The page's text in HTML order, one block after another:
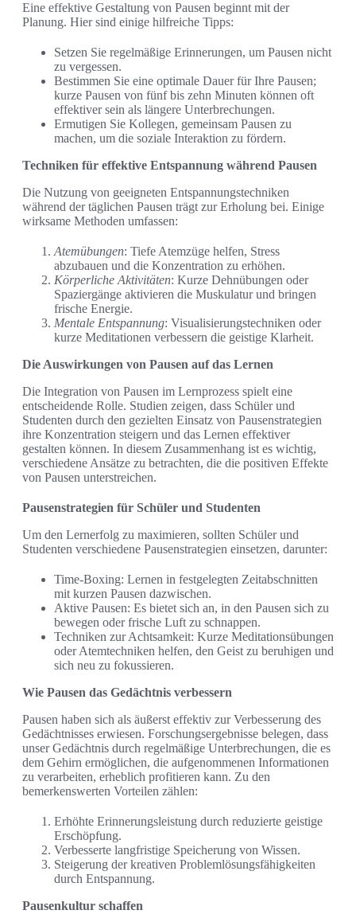
Eine effektive Gestaltung von Pausen beginnt mit der
Planung. Hier sind einige hilfreiche Tipps:
Setzen Sie regelmäßige Erinnerungen, um Pausen nicht
zu vergessen.
Bestimmen Sie eine optimale Dauer für Ihre Pausen;
kurze Pausen von fünf bis zehn Minuten können oft
effektiver sein als längere Unterbrechungen.
Ermutigen Sie Kollegen, gemeinsam Pausen zu
machen, um die soziale Interaktion zu fördern.
Techniken für effektive Entspannung während Pausen
Die Nutzung von geeigneten Entspannungstechniken
während der täglichen Pausen trägt zur Erholung bei. Einige
wirksame Methoden umfassen:
Atemübungen: Tiefe Atemzüge helfen, Stress
abzubauen und die Konzentration zu erhöhen.
Körperliche Aktivitäten: Kurze Dehnübungen oder
Spaziergänge aktivieren die Muskulatur und bringen
frische Energie.
Mentale Entspannung: Visualisierungstechniken oder
kurze Meditationen verbessern die geistige Klarheit.
Die Auswirkungen von Pausen auf das Lernen
Die Integration von Pausen im Lernprozess spielt eine
entscheidende Rolle. Studien zeigen, dass Schüler und
Studenten durch den gezielten Einsatz von Pausenstrategien
ihre Konzentration steigern und das Lernen effektiver
gestalten können. In diesem Zusammenhang ist es wichtig,
verschiedene Ansätze zu betrachten, die die positiven Effekte
von Pausen unterstreichen.
Pausenstrategien für Schüler und Studenten
Um den Lernerfolg zu maximieren, sollten Schüler und
Studenten verschiedene Pausenstrategien einsetzen, darunter:
Time-Boxing: Lernen in festgelegten Zeitabschnitten
mit kurzen Pausen dazwischen.
Aktive Pausen: Es bietet sich an, in den Pausen sich zu
bewegen oder frische Luft zu schnappen.
Techniken zur Achtsamkeit: Kurze Meditationsübungen
oder Atemtechniken helfen, den Geist zu beruhigen und
sich neu zu fokussieren.
Wie Pausen das Gedächtnis verbessern
Pausen haben sich als äußerst effektiv zur Verbesserung des
Gedächtnisses erwiesen. Forschungsergebnisse belegen, dass
unser Gedächtnis durch regelmäßige Unterbrechungen, die es
dem Gehirn ermöglichen, die aufgenommenen Informationen
zu verarbeiten, erheblich profitieren kann. Zu den
bemerkenswerten Vorteilen zählen:
Erhöhte Erinnerungsleistung durch reduzierte geistige
Erschöpfung.
Verbesserte langfristige Speicherung von Wissen.
Steigerung der kreativen Problemlösungsfähigkeiten
durch Entspannung.
Pausenkultur schaffen